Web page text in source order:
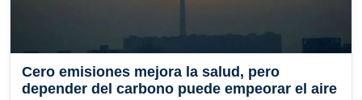
Cero emisiones mejora la salud, pero
depender del carbono puede empeorar el aire